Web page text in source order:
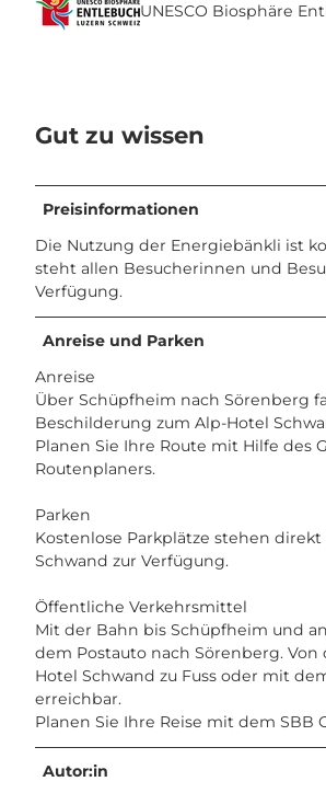
UNESCO Biosphäre
Gut zu wissen
Preisinformationen
Die Nutzung der Energiebänkli ist
steht allen Besucherinnen und
Verfügung.
Anreise und Parken
Anreise
Über Schüpfheim nach Sörenberg
Beschilderung zum Alp-Hotel
Planen Sie Ihre Route mit Hilfe des
Routenplaners.
Parken
Kostenlose Parkplätze stehen
Schwand zur Verfügung.
Öffentliche Verkehrsmittel
Mit der Bahn bis Schüpfheim und
dem Postauto nach Sörenberg. Von
Hotel Schwand zu Fuss oder mit
erreichbar.
Planen Sie Ihre Reise mit dem SBB
Autor:in